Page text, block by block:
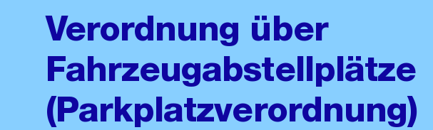
Verordnung über
Fahrzeugabstellplätze
(Parkplatzverordnung)